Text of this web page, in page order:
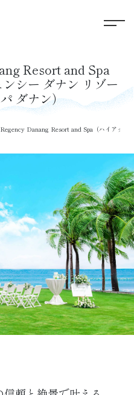
Resort and Spa
ンシー ダナン リゾー
ダナン）
Danang Resort and Spa（ハイアット